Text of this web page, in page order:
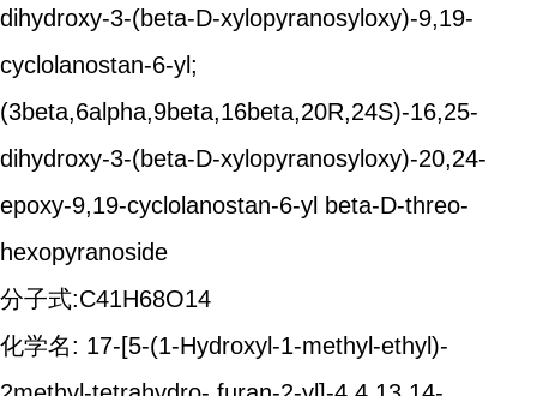
dihydroxy-3-(beta-D-xylopyranosyloxy)-9,19-
cyclolanostan-6-yl;
(3beta,6alpha,9beta,16beta,20R,24S)-16,25-
dihydroxy-3-(beta-D-xylopyranosyloxy)-20,24-
epoxy-9,19-cyclolanostan-6-yl beta-D-threo-
hexopyranoside
分子式:C41H68O14
化学名: 17-[5-(1-Hydroxyl-1-methyl-ethyl)-